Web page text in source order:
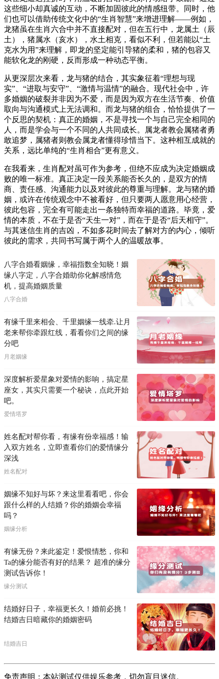
这些细小却真诚的互动，不断加固彼此的情感纽带。同时，他
们也可以借助传统文化中的“生肖智慧”来增进理解——例如，
龙猪虽在生肖六合中并不直接配对，但在五行中，龙属土（辰
土），猪属水（亥水），水土相克，看似不利，但若能以“土
克水为用”来理解，即龙的坚定能引导猪的柔和，猪的包容又
能软化龙的刚硬，反而形成一种动态平衡。
从更深层次来看，龙与猪的结合，其实象征着“理想与现
实”、“进取与安守”、“激情与温情”的融合。现代社会中，许
多婚姻的破裂并非因为不爱，而是因为双方在生活节奏、价值
取向与沟通模式上无法调和。而龙与猪的组合，恰恰提供了一
个反思的契机：真正的婚姻，不是寻找一个与自己完全相同的
人，而是学会与一个不同的人共同成长。属龙者教会属猪者勇
敢追梦，属猪者则教会属龙者懂得珍惜当下。这种相互成就的
关系，远比单纯的“生肖相合”更有意义。
在我看来，生肖配对虽可作为参考，但绝不应成为决定婚姻成
败的唯一标准。真正决定一段关系能否长久的，是双方的情
商、责任感、沟通能力以及对彼此的尊重与理解。龙与猪的婚
姻，或许在传统观念中不被看好，但只要两人愿意用心经营，
彼此包容，完全有可能走出一条独特而幸福的道路。毕竟，爱
情的本质，不在于是否“天生一对”，而在于是否“后天相守”。
与其迷信生肖的吉凶，不如多花时间去了解对方的内心，倾听
彼此的需求，共同书写属于两个人的温暖故事。
八字合婚看姻缘，幸福指数全知晓！姻
缘八字定，八字合婚助你化解感情危
机，提高婚姻质量
八字合婚
有缘千里来相会、千里姻缘一线牵.让月
老来帮你牵跟红线，看看你们之间的缘
分吧
月老姻缘
深度解析爱星象对爱情的影响，搞定星
座女，其实只需要一个秘诀，点此开始
吧。
爱情塔罗
姓名配对帮你看，有缘有份幸福感！输
入双方姓名，立即查看你们的爱情缘分
深浅
姓名配对
姻缘不知好与坏？来这里看看吧，你会
跟什么样的人结婚？你的婚姻会幸福
吗？
姻缘分析
有缘无份？来此鉴定！爱恨情愁，你和
Ta的缘分能否有好的结果？ 超准的缘分
测试告诉你！
缘分测试
结婚好日子，幸福更长久！婚前必挑！
结婚吉日暗藏你的婚姻密码
结婚吉日
免责声明：本站测试仅供娱乐参考，切勿盲目迷信。